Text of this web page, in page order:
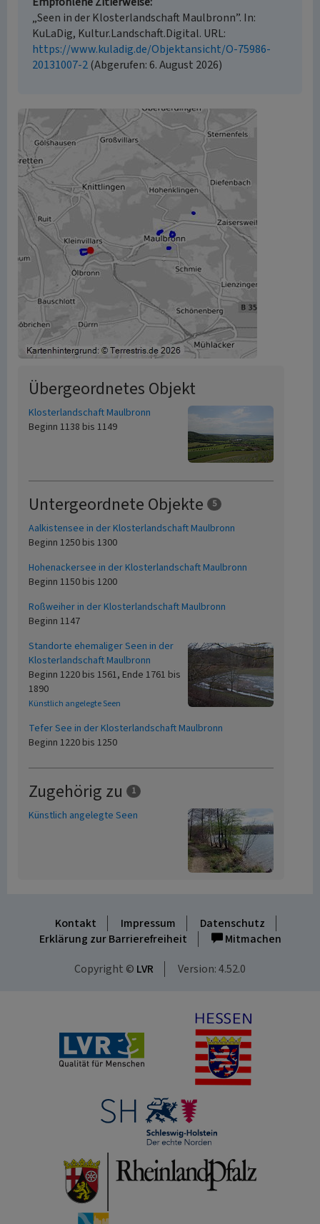
„Seen in der Klosterlandschaft Maulbronn”. In:
KuLaDig, Kultur.Landschaft.Digital. URL:
https://www.kuladig.de/Objektansicht/O-75986-
20131007-2(Abgerufen: 6. August 2026)
Übergeordnetes Objekt
Klosterlandschaft Maulbronn
Beginn 1138 bis 1149
Untergeordnete Objekte 5
Aalkistensee in der Klosterlandschaft Maulbronn
Beginn 1250 bis 1300
Hohenackersee in der Klosterlandschaft Maulbronn
Beginn 1150 bis 1200
Roßweiher in der Klosterlandschaft Maulbronn
Beginn 1147
Standorte ehemaliger Seen in der
Klosterlandschaft Maulbronn
Beginn 1220 bis 1561, Ende 1761 bis
1890
Künstlich angelegte Seen
Tefer See in der Klosterlandschaft Maulbronn
Beginn 1220 bis 1250
Zugehörig zu 1
Künstlich angelegte Seen
Kontakt Impressum
Datenschutz
Erklärung zur Barrierefreiheit
Mitmachen
Copyright © LVR Version: 4.52.0